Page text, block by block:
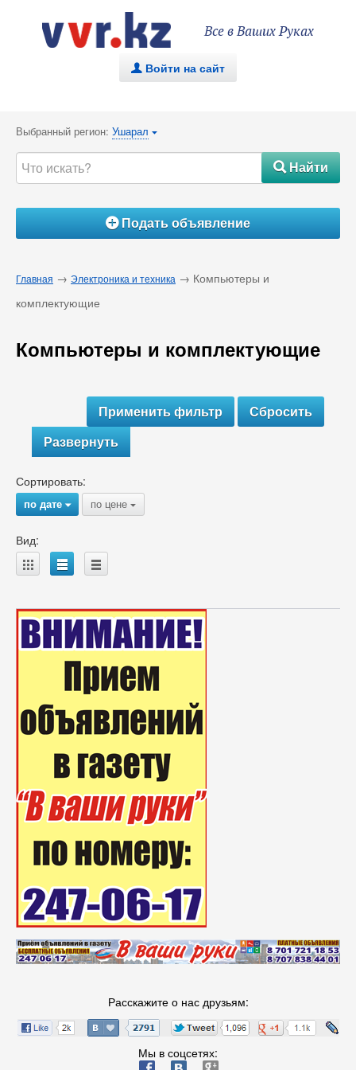
Все в Ваших Руках
. Войти на сайт
Выбранный регион: Ушарал {
#Найти
ÁПодать объявление
Главная → Электроника и техника → Компьютеры и
комплектующие
Компьютеры и комплектующие
Развернуть
Сортировать:
по дате{ по цене {
Вид:
A B C
Расскажите о нас друзьям:
Мы в соцсетях: